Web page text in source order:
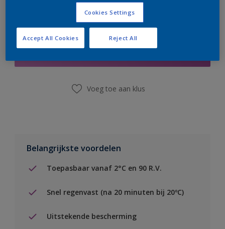
Boodschappenlijst
Voeg toe aan klus
Belangrijkste voordelen
Toepasbaar vanaf 2°C en 90 R.V.
Snel regenvast (na 20 minuten bij 20ºC)
Uitstekende bescherming
Cookies Settings
Reject All
Accept All Cookies